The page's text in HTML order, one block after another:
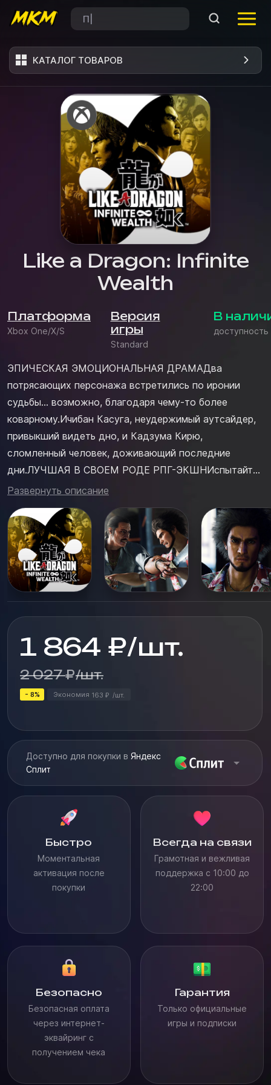
КАТАЛОГ ТОВАРОВ
Like a Dragon: Infinite
Wealth
Платформа
Xbox One/X/S
Версия
игры
Standard
В
доступность
ЭПИЧЕСКАЯ ЭМОЦИОНАЛЬНАЯ ДРАМАДва
потрясающих персонажа встретились по иронии
судьбы… возможно, благодаря чему-то более
коварному.Ичибан Касуга, неудержимый аутсайдер,
привыкший видеть дно, и Кадзума Кирю,
сломленный человек, доживающий последние
дни.ЛУЧШАЯ В СВОЕМ РОДЕ РПГ-ЭКШНИспытайте
уникальные, динамичные и динамичные ролевые
оружие, и все средства справедливы.Адаптируйте
способности вашей группы к ситуации с помощью
необычных умений ...
Развернуть описание
1 864 ₽/шт.
2 027 ₽/шт.
- 8% Экономия 163 ₽ /шт.
Доступно для покупки в Яндекс
Сплит
Быстро
Моментальная
активация после
покупки
Всегда на связи
Грамотная и вежливая
поддержка с 10:00 до
22:00
Безопасно
Безопасная оплата
через интернет-
эквайринг с
получением чека
Гарантия
Только официальные
игры и подписки